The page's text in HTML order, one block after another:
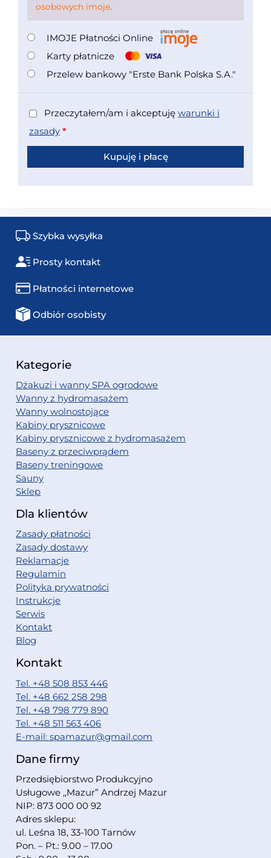
osobowych imoje.
IMOJE Płatności Online
Karty płatnicze
Przelew bankowy "Erste Bank Polska S.A."
Przeczytałem/am i akceptuję warunki i
zasady *
Kupuję i płacę
Szybka wysyłka
Prosty kontakt
Płatności internetowe
Odbiór osobisty
Kategorie
Dżakuzi i wanny SPA ogrodowe
Wanny z hydromasażem
Wanny wolnostojące
Kabiny prysznicowe
Kabiny prysznicowe z hydromasażem
Baseny z przeciwprądem
Baseny treningowe
Sauny
Sklep
Dla klientów
Zasady płatności
Zasady dostawy
Reklamacje
Regulamin
Polityka prywatności
Instrukcje
Serwis
Kontakt
Blog
Kontakt
Tel. +48 508 853 446
Tel. +48 662 258 298
Tel. +48 798 779 890
Tel. +48 511 563 406
E-mail: spamazur@gmail.com
Dane firmy
Przedsiębiorstwo Produkcyjno
Usługowe ,,Mazur” Andrzej Mazur
NIP: 873 000 00 92
Adres sklepu:
ul. Leśna 18, 33-100 Tarnów
Pon. – Pt.: 9.00 – 17.00